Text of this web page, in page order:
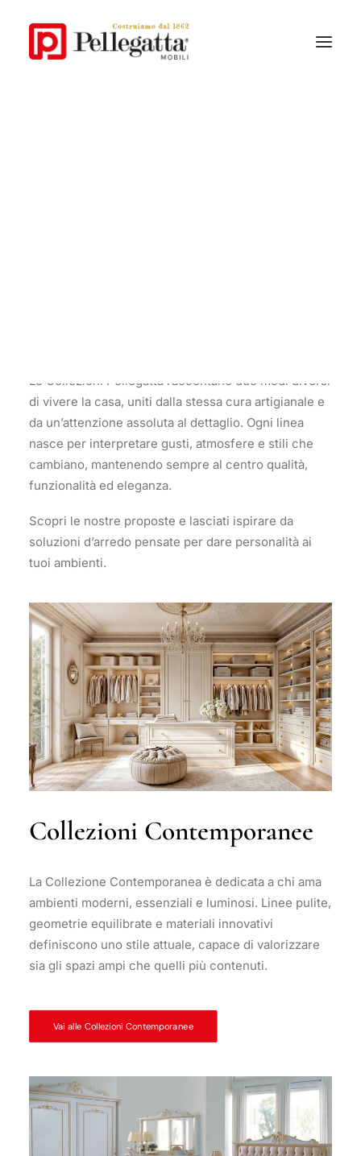
Le Collezioni Pellegatta raccontano due modi diversi
di vivere la casa, uniti dalla stessa cura artigianale e
da un’attenzione assoluta al dettaglio. Ogni linea
nasce per interpretare gusti, atmosfere e stili che
cambiano, mantenendo sempre al centro qualità,
funzionalità ed eleganza.
Scopri le nostre proposte e lasciati ispirare da
soluzioni d’arredo pensate per dare personalità ai
tuoi ambienti.
Collezioni Contemporanee
La Collezione Contemporanea è dedicata a chi ama
ambienti moderni, essenziali e luminosi. Linee pulite,
geometrie equilibrate e materiali innovativi
definiscono uno stile attuale, capace di valorizzare
sia gli spazi ampi che quelli più contenuti.
Vai alle Collezioni Contemporanee